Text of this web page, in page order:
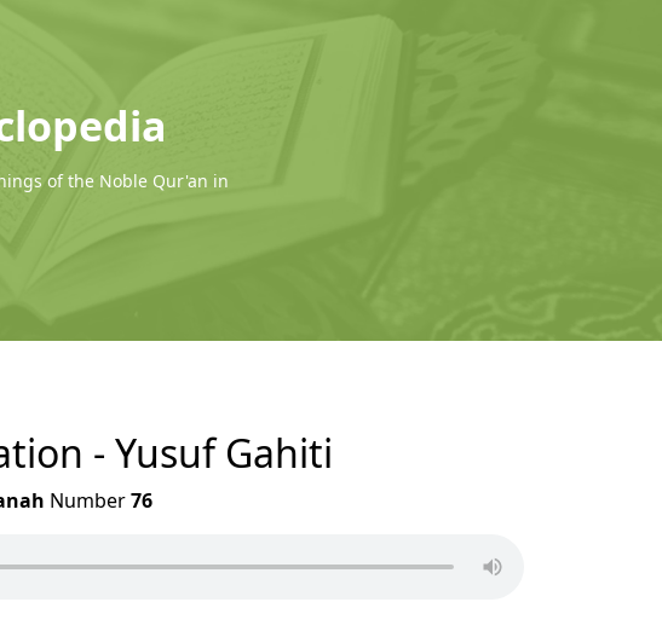
of the Noble Qur'an in
- Yusuf Gahiti
Number76